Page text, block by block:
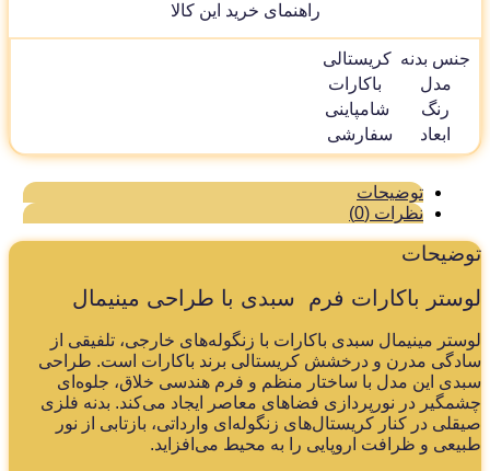
راهنمای خرید این کالا
جنس بدنه کریستالی
مدل
باکارات
رنگ
شامپاینی
ابعاد
سفارشی
توضیحات
نظرات (0)
باکارات فرم سبدی با طراحی مینیمال
مینیمال سبدی باکارات با زنگوله‌های خارجی، تلفیقی از
مدرن و درخشش کریستالی برند باکارات است. طراحی
این مدل با ساختار منظم و فرم هندسی خلاق، جلوه‌ای
در نورپردازی فضاهای معاصر ایجاد می‌کند. بدنه فلزی
در کنار کریستال‌های زنگوله‌ای وارداتی، بازتابی از نور
و ظرافت اروپایی را به محیط می‌افزاید.